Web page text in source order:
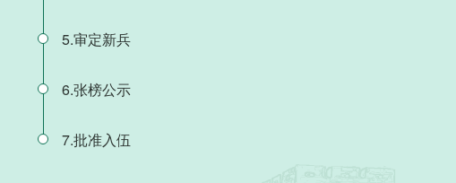
5.审定新兵
6.张榜公示
7.批准入伍